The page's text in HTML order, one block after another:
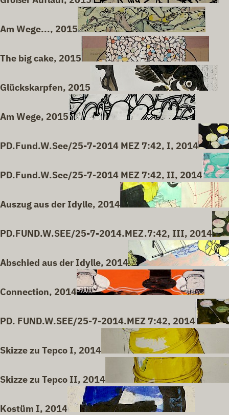
Am Wege..., 2015
The big cake, 2015
Glückskarpfen, 2015
Am Wege, 2015
PD.Fund.W.See/25-7-2014 MEZ 7:42, I, 2014
PD.Fund.W.See/25-7-2014 MEZ 7:42, II, 2014
Auszug aus der Idylle, 2014
PD.FUND.W.SEE/25-7-2014.MEZ.7:42, III, 2014
Abschied aus der Idylle, 2014
Connection, 2014
PD. FUND.W.SEE/25-7-2014.MEZ 7:42, 2014
Skizze zu Tepco I, 2014
Skizze zu Tepco II, 2014
Kostüm I, 2014